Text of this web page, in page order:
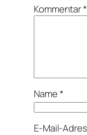
Kommentar*
Name*
E-Mail-